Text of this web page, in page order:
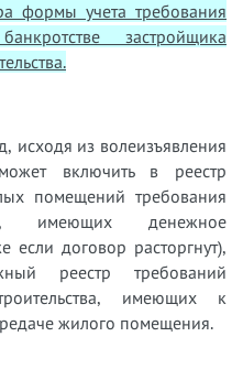
формы учета требования
застройщика
исходя из волеизъявления
может включить в реестр
помещений требования
имеющих денежное
договор расторгнут),
реестр требований
имеющих к
жилого помещения.